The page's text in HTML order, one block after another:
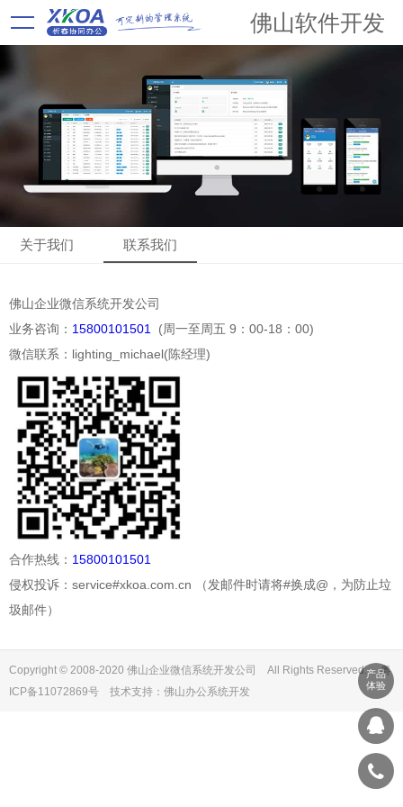
佛山软件开发
关于我们 联系我们
佛山企业微信系统开发公司
业务咨询： 15800101501
(周一至周五 9：00-18：00)
微信联系：lighting_michael(陈经理)
合作热线： 15800101501
侵权投诉：service#xkoa.com.cn （发邮件时请将#换成@，为防止垃
圾邮件）
Copyright © 2008-2020 佛山企业微信系统开发公司 All Rights Reserved. 粤
ICP备11072869号 技术支持： 佛山办公系统开发
产品
体验